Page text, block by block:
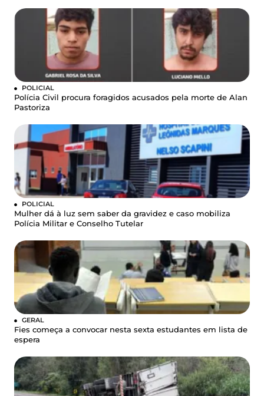
POLICIAL
Polícia Civil procura foragidos acusados pela morte de Alan
Pastoriza
POLICIAL
Mulher dá à luz sem saber da gravidez e caso mobiliza
Polícia Militar e Conselho Tutelar
GERAL
Fies começa a convocar nesta sexta estudantes em lista de
espera